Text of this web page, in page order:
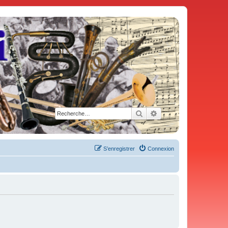
Rechercher
Recherche avancée
Connexion
S’enregistrer